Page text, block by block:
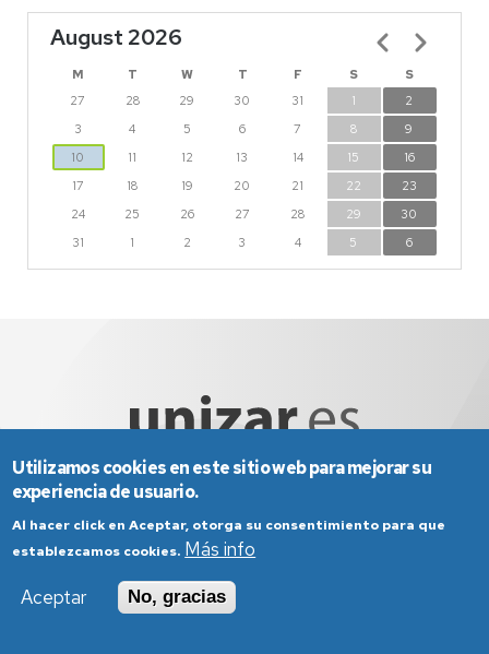
August 2026
M T W T F S
S
27
28 29 30 31 1
2
3
4 5 6 7 8
9
10
11 12 13 14 15
16
17
18 19 20 21 22
23
24
25 26 27 28 29
30
31
1 2 3 4 5 6
Pagination
Aviso Legal
Condiciones generales de uso
Política de Privacidad
Política de Cookies
Utilizamos cookies en este sitio web para mejorar su
experiencia de usuario.
Al hacer click en Aceptar, otorga su consentimiento para que
establezcamos cookies. Más info
Aceptar
No, gracias